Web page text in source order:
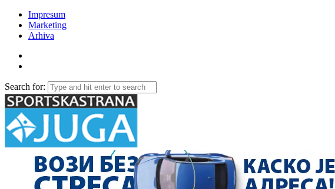
Impresum
Marketing
Arhiva
Search for: